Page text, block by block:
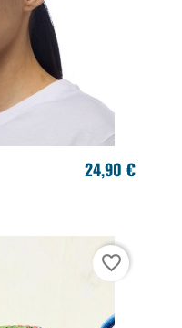
24,90 €
favorite_border